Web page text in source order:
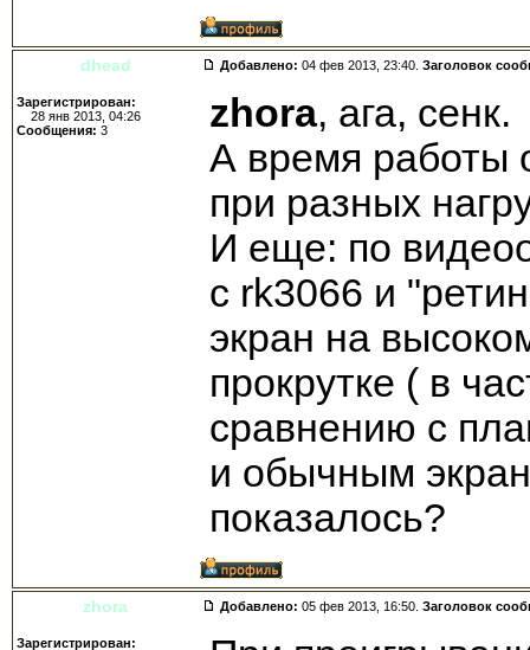
dhead Добавлено: 04 фев 2013, 23:40. Заголовок
Зарегистрирован:
28 янв 2013, 04:26
Сообщения: 3 zhora, ага, сенк.
А время работы
при разных
И еще: по
с rk3066 и
экран на
прокрутке ( в
сравнению с
и обычным
показалось?
zhora Добавлено: 05 фев 2013, 16:50. Заголовок
Зарегистрирован: